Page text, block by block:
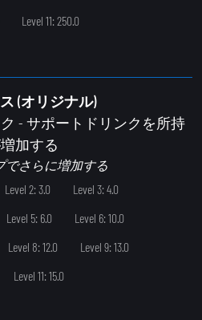
Level 11: 250.0
(オリジナル)
- サポートドリンクを所持
加する
でさらに増加する
Level 2: 3.0
Level 3: 4.0
Level 5: 6.0
Level 6: 10.0
Level 8: 12.0
Level 9: 13.0
Level 11: 15.0